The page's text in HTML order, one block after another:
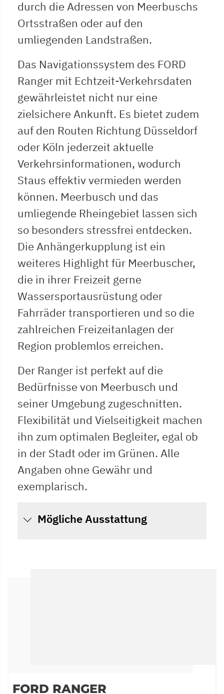
durch die Adressen von Meerbuschs
Ortsstraßen oder auf den
umliegenden Landstraßen.
Das Navigationssystem des FORD
Ranger mit Echtzeit-Verkehrsdaten
gewährleistet nicht nur eine
zielsichere Ankunft. Es bietet zudem
auf den Routen Richtung Düsseldorf
oder Köln jederzeit aktuelle
Verkehrsinformationen, wodurch
Staus effektiv vermieden werden
können. Meerbusch und das
umliegende Rheingebiet lassen sich
so besonders stressfrei entdecken.
Die Anhängerkupplung ist ein
weiteres Highlight für Meerbuscher,
die in ihrer Freizeit gerne
Wassersportausrüstung oder
Fahrräder transportieren und so die
zahlreichen Freizeitanlagen der
Region problemlos erreichen.
Der Ranger ist perfekt auf die
Bedürfnisse von Meerbusch und
seiner Umgebung zugeschnitten.
Flexibilität und Vielseitigkeit machen
ihn zum optimalen Begleiter, egal ob
in der Stadt oder im Grünen. Alle
Angaben ohne Gewähr und
exemplarisch.
Mögliche Ausstattung
FORD RANGER